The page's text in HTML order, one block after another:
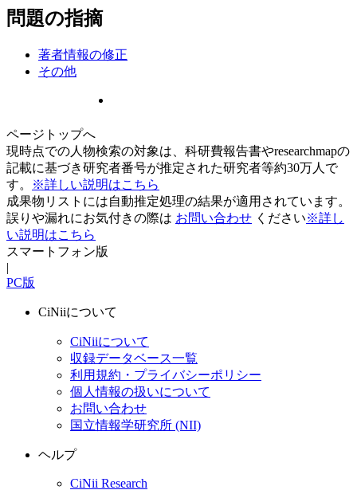
問題の指摘
著者情報の修正
その他
ページトップへ
現時点での人物検索の対象は、科研費報告書やresearchmapの
記載に基づき研究者番号が推定された研究者等約30万人で
す。
※詳しい説明はこちら
成果物リストには自動推定処理の結果が適用されています。
誤りや漏れにお気付きの際は お問い合わせ ください※詳し
い説明はこちら
スマートフォン版
|
PC版
CiNiiについて
CiNiiについて
収録データベース一覧
利用規約・プライバシーポリシー
個人情報の扱いについて
お問い合わせ
国立情報学研究所 (NII)
ヘルプ
CiNii Research